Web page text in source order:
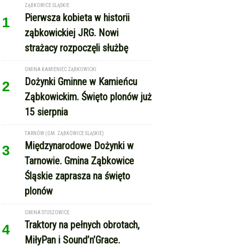
1
ZĄBKOWICE ŚLĄSKIE
Pierwsza kobieta w historii
ząbkowickiej JRG. Nowi
strażacy rozpoczęli służbę
2
GMINA KAMIENIEC ZĄBKOWICKI
Dożynki Gminne w Kamieńcu
Ząbkowickim. Święto plonów już
15 sierpnia
3
TARNÓW (GM. ZĄBKOWICE ŚLĄSKIE)
Międzynarodowe Dożynki w
Tarnowie. Gmina Ząbkowice
Śląskie zaprasza na święto
plonów
4
GMINA STOSZOWICE
Traktory na pełnych obrotach,
MiłyPan i Sound’n’Grace.